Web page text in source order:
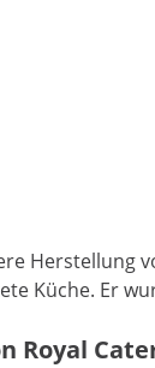
Herstellung
Küche. Er
Royal